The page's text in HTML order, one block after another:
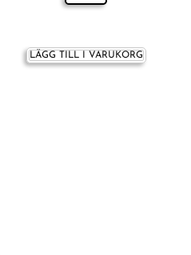
LÄGG TILL I VARUKORG